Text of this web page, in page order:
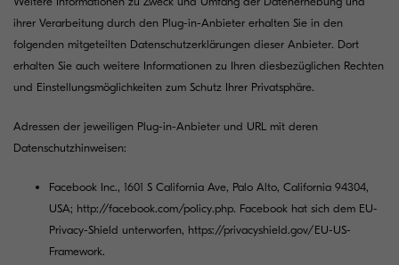
ihrer Verarbeitung durch den Plug-in-Anbieter erhalten Sie in den
folgenden mitgeteilten Datenschutzerklärungen dieser Anbieter. Dort
erhalten Sie auch weitere Informationen zu Ihren diesbezüglichen Rechten
und Einstellungsmöglichkeiten zum Schutz Ihrer Privatsphäre.
Adressen der jeweiligen Plug-in-Anbieter und URL mit deren
Datenschutzhinweisen:
Facebook Inc., 1601 S California Ave, Palo Alto, California 94304,
USA; http://facebook.com/policy.php. Facebook hat sich dem EU-
Privacy-Shield unterworfen, https://privacyshield.gov/EU-US-
Framework.